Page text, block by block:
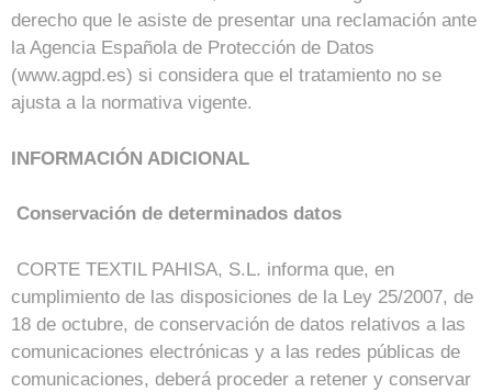
derecho que le asiste de presentar una reclamación ante
la Agencia Española de Protección de Datos
(www.agpd.es) si considera que el tratamiento no se
ajusta a la normativa vigente.
INFORMACIÓN ADICIONAL
Conservación de determinados datos
CORTE TEXTIL PAHISA, S.L. informa que, en
cumplimiento de las disposiciones de la Ley 25/2007, de
18 de octubre, de conservación de datos relativos a las
comunicaciones electrónicas y a las redes públicas de
comunicaciones, deberá proceder a retener y conservar